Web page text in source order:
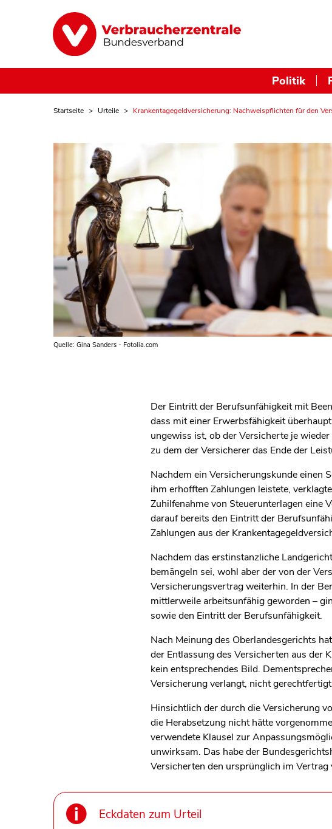
Politik
Startseite Urteile Krankentagegeldversicherung: Nachweispflichten für den
Quelle: Gina Sanders - Fotolia.com
Der Eintritt der Berufsunfähigkeit mit
dass mit einer Erwerbsfähigkeit
ungewiss ist, ob der Versicherte je
zu dem der Versicherer das Ende der
Nachdem ein Versicherungskunde einen
ihm erhofften Zahlungen leistete,
Zuhilfenahme von Steuerunterlagen eine
darauf bereits den Eintritt der
Zahlungen aus der
Nachdem das erstinstanzliche
bemängeln sei, wohl aber der von der
Versicherungsvertrag weiterhin. In der
mittlerweile arbeitsunfähig geworden –
sowie den Eintritt der Berufsunfähigkeit.
Nach Meinung des Oberlandesgerichts
der Entlassung des Versicherten aus der
kein entsprechendes Bild.
Versicherung verlangt, nicht
Hinsichtlich der durch die Versicherung
die Herabsetzung nicht hätte
verwendete Klausel zur
unwirksam. Das habe der
Versicherten den ursprünglich im
Eckdaten zum Urteil